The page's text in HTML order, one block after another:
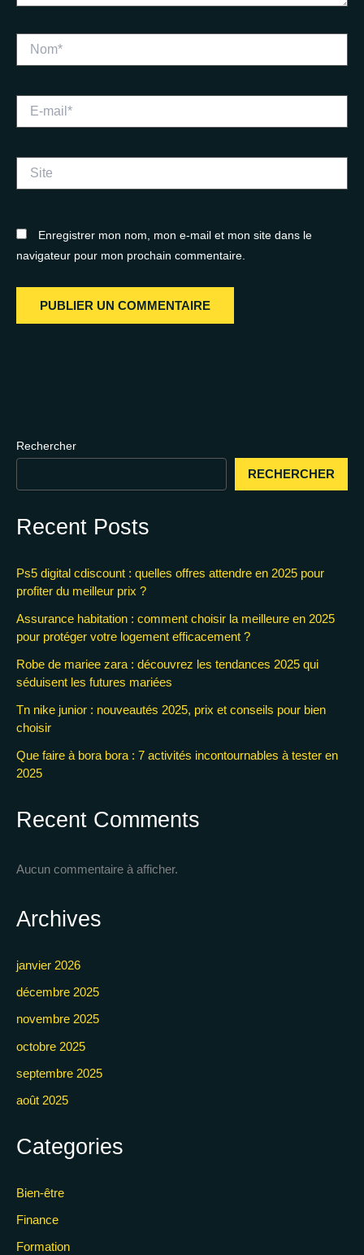
mail*
Enregistrer mon nom, mon e-mail et mon site dans le
navigateur pour mon prochain commentaire.
Rechercher
RECHERCHER
Recent Posts
Ps5 digital cdiscount : quelles offres attendre en 2025 pour
profiter du meilleur prix ?
Assurance habitation : comment choisir la meilleure en 2025
pour protéger votre logement efficacement ?
Robe de mariee zara : découvrez les tendances 2025 qui
séduisent les futures mariées
Tn nike junior : nouveautés 2025, prix et conseils pour bien
choisir
Que faire à bora bora : 7 activités incontournables à tester en
2025
Recent Comments
Aucun commentaire à afficher.
Archives
janvier 2026
décembre 2025
novembre 2025
octobre 2025
septembre 2025
août 2025
Categories
Bien-être
Finance
Formation